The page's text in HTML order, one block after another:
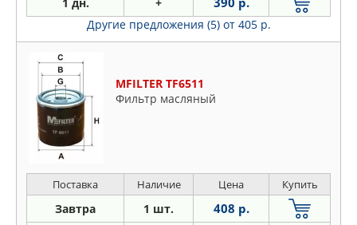
Другие предложения (5) от 405 р.
MFILTER TF6511
Фильтр масляный
Поставка Наличие Цена Купить
Завтра 1 шт. 408 р.